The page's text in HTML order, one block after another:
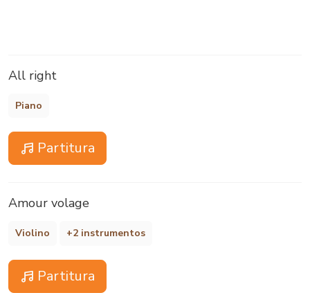
All right
Piano
Partitura
Amour volage
Violino +2 instrumentos
Partitura